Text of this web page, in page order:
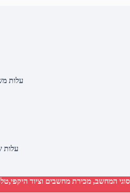
עלות משלוח לנקודת
עלות שליח לבית
המחשב, מכירת מחשבים וציוד